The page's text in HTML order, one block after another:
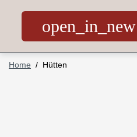
open_in_new
Home Hütten